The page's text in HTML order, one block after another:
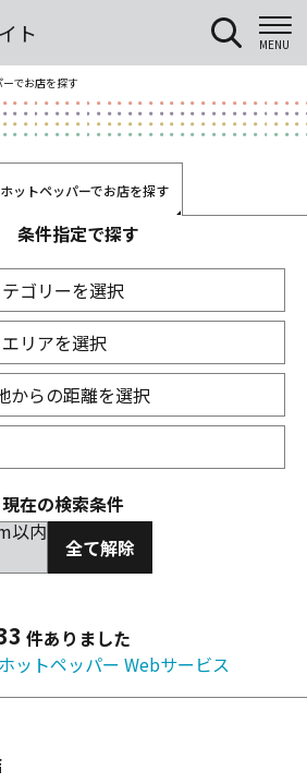
ト MENU
でお店を探す
ホットペッパーでお店を探す
条件指定で探す
ゴリーを選択
エリアを選択
からの距離を選択
現在の検索条件
以内
全て解除
件ありました
ホットペッパー Webサービス